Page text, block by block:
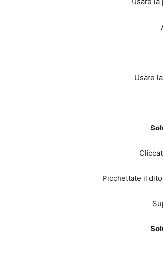
Usare
Picchettate il